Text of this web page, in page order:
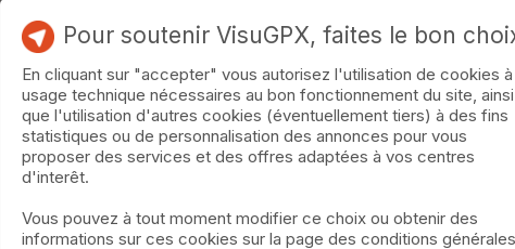
Pour soutenir VisuGPX, faites le bon
En cliquant sur "accepter" vous autorisez l'utilisation de cookies à
usage technique nécessaires au bon fonctionnement du site, ainsi
que l'utilisation d'autres cookies (éventuellement tiers) à des fins
statistiques ou de personnalisation des annonces pour vous
proposer des services et des offres adaptées à vos centres
d'interêt.
Vous pouvez à tout moment modifier ce choix ou obtenir des
informations sur ces cookies sur la page des conditions générales